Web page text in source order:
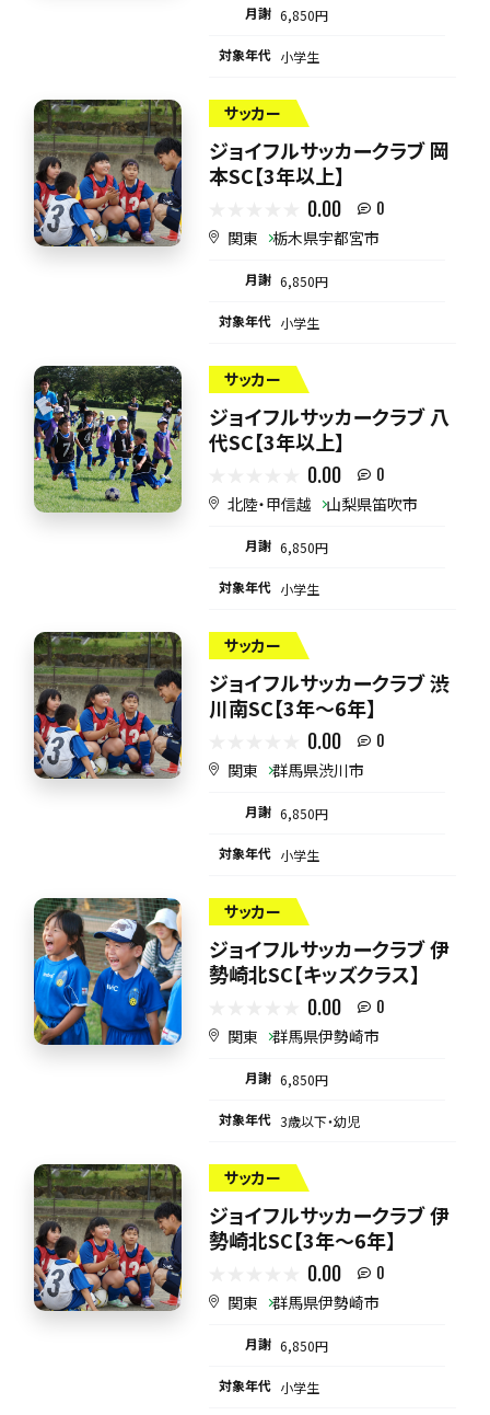
月謝 6,850円
対象年代 小学生
サッカー
ジョイフルサッカークラブ 岡
本SC【3年以上】
0.00 0
関東 栃木県宇都宮市
月謝 6,850円
対象年代 小学生
サッカー
ジョイフルサッカークラブ 八
代SC【3年以上】
0.00 0
北陸・甲信越 山梨県笛吹市
月謝 6,850円
対象年代 小学生
サッカー
ジョイフルサッカークラブ 渋
川南SC【3年～6年】
0.00 0
関東 群馬県渋川市
月謝 6,850円
対象年代 小学生
サッカー
ジョイフルサッカークラブ 伊
勢崎北SC【キッズクラス】
0.00 0
関東 群馬県伊勢崎市
月謝 6,850円
対象年代 3歳以下・幼児
サッカー
ジョイフルサッカークラブ 伊
勢崎北SC【3年～6年】
0.00 0
関東 群馬県伊勢崎市
月謝 6,850円
対象年代 小学生